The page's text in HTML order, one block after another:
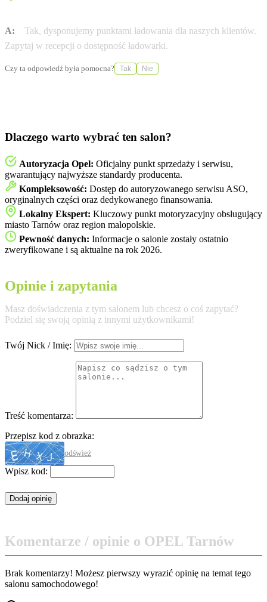
A:
Tak, dysponujemy punktami ładowania dla naszych klientów.
Zapytaj w recepcji o dostępność ładowarki.
Czy ta odpowiedź była pomocna? Tak Nie
Dlaczego warto wybrać ten salon?
Autoryzacja Opel: Oficjalny punkt sprzedaży i serwisu,
gwarantujący najwyższe standardy producenta.
Kompleksowość: Dostęp do autoryzowanego serwisu ASO,
oryginalnych części oraz dedykowanego finansowania.
Lokalny Ekspert: Kluczowy punkt motoryzacyjny obsługujący
miasto Tarnów oraz region malopolskie.
Pewność danych: Informacje o salonie zostały ostatnio
zweryfikowane i są aktualne na rok 2026.
Opinie i zapytania
Masz doświadczenia z tym salonem lub chcesz o coś zapytać?
Podziel się swoją opinią z innymi użytkownikami!
Twój Nick / Imię:
Treść komentarza:
Przepisz kod z obrazka:
odśwież
Wpisz kod:
Komentarze / opinie o OPEL Tarnów
Brak komentarzy! Możesz pierwszy wyrazić opinię na temat tego
salonu samochodowego!